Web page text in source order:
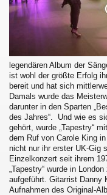
legendären Album der
ist wohl der größte Erfolg
bereit und hat sich
Damals wurde das
darunter in den Sparten
des Jahres“. Und wie es
gehört, wurde „Tapestry“
dem Ruf von Carole King
nicht nur ihr erster UK-Gig
Einzelkonzert seit ihrem
„Tapestry“ wurde in
aufgeführt. Gitarrist Danny
Aufnahmen des Original-